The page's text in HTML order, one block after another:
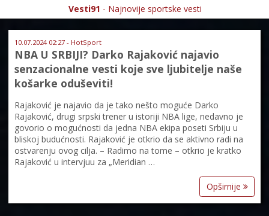
Vesti91 - Najnovije sportske vesti
10.07.2024 02:27 - HotSport
NBA U SRBIJI? Darko Rajaković najavio
senzacionalne vesti koje sve ljubitelje naše
košarke oduševiti!
Rajaković je najavio da je tako nešto moguće Darko
Rajaković, drugi srpski trener u istoriji NBA lige, nedavno je
govorio o mogućnosti da jedna NBA ekipa poseti Srbiju u
bliskoj budućnosti. Rajaković je otkrio da se aktivno radi na
ostvarenju ovog cilja. – Radimo na tome – otkrio je kratko
Rajaković u intervjuu za „Meridian …
Opširnije